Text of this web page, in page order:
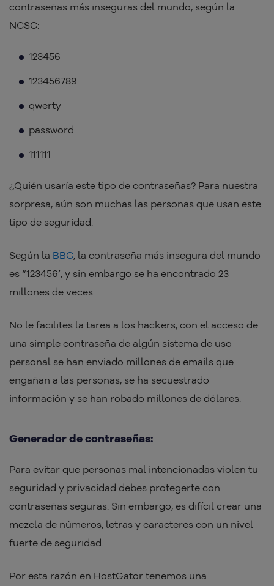
contraseñas más inseguras del mundo, según la
NCSC:
123456
123456789
qwerty
password
111111
¿Quién usaría este tipo de contraseñas? Para nuestra
sorpresa, aún son muchas las personas que usan este
tipo de seguridad.
Según la BBC, la contraseña más insegura del mundo
es “123456’, y sin embargo se ha encontrado 23
millones de veces.
No le facilites la tarea a los hackers, con el acceso de
una simple contraseña de algún sistema de uso
personal se han enviado millones de emails que
engañan a las personas, se ha secuestrado
información y se han robado millones de dólares.
Generador de contraseñas:
Para evitar que personas mal intencionadas violen tu
seguridad y privacidad debes protegerte con
contraseñas seguras. Sin embargo, es difícil crear una
mezcla de números, letras y caracteres con un nivel
fuerte de seguridad.
Por esta razón en HostGator tenemos una